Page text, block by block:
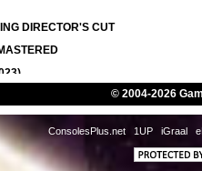
DIRECTOR'S CUT
THE LOST MORSEL
© 2004-2026
ConsolesPlus.net 1UP iGraal